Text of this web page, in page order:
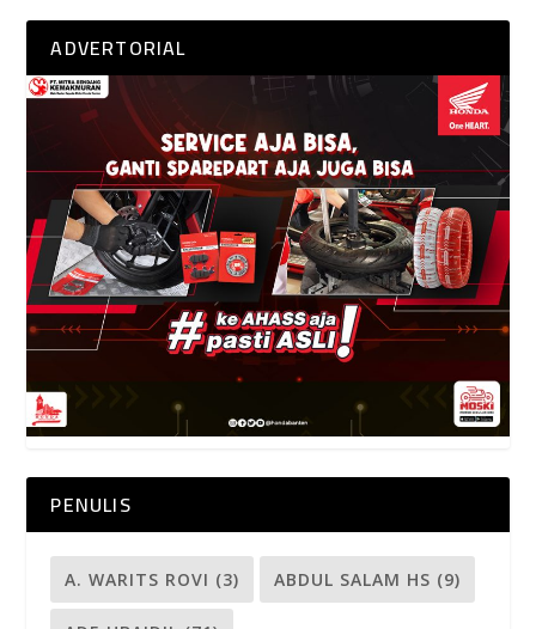
ADVERTORIAL
PENULIS
A. WARITS ROVI (3) ABDUL SALAM HS (9)